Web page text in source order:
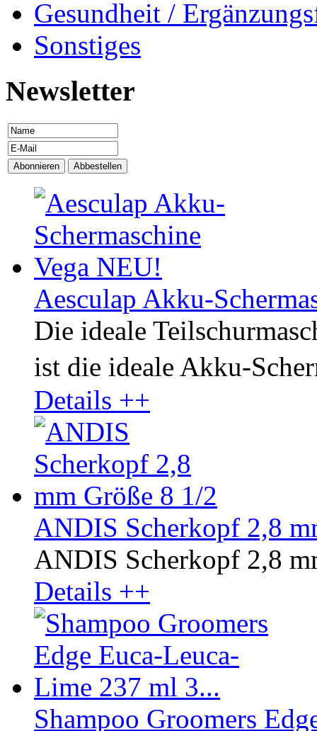
Gesundheit /
Sonstiges
Newsletter
Aesculap Akku-
Die ideale
ist die ideale Akku-
Details ++
ANDIS Scherkopf 2,8
ANDIS Scherkopf 2,8
Details ++
Shampoo Groomers